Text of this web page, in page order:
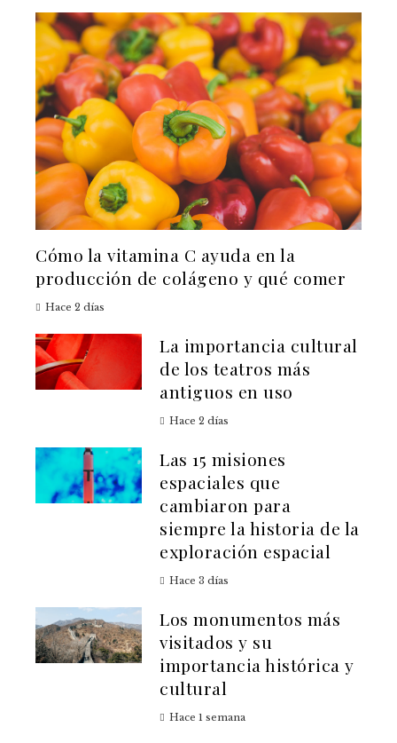
Cómo la vitamina C ayuda en la
producción de colágeno y qué comer
Hace 2 días
La importancia cultural
de los teatros más
antiguos en uso
Hace 2 días
Las 15 misiones
espaciales que
cambiaron para
siempre la historia de la
exploración espacial
Hace 3 días
Los monumentos más
visitados y su
importancia histórica y
cultural
Hace 1 semana